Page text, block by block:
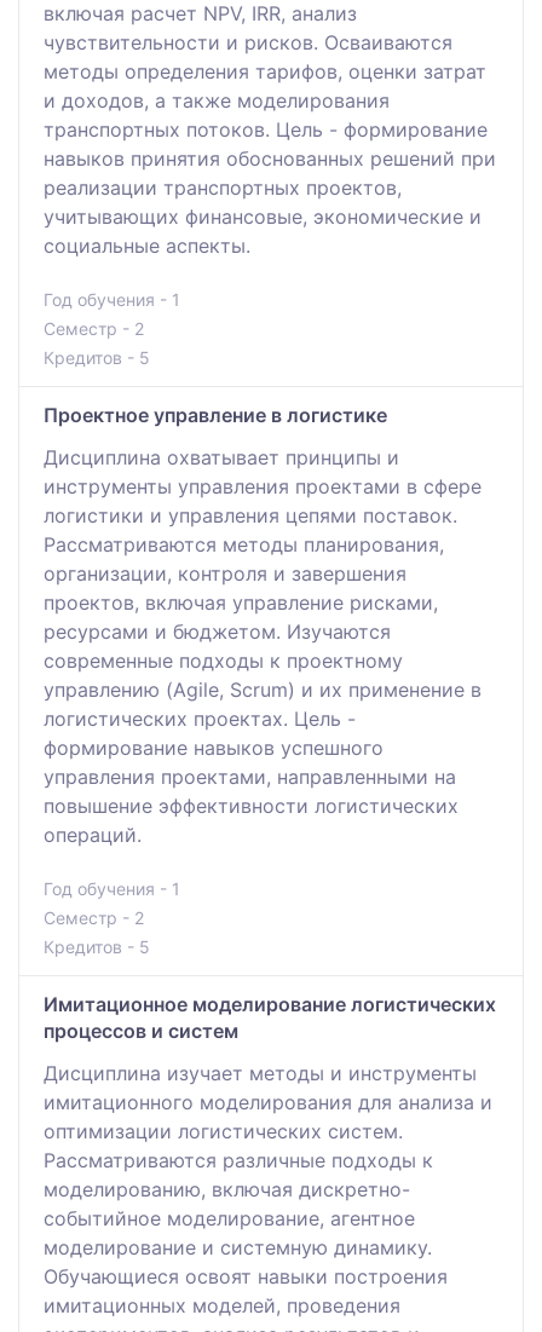
включая расчет NPV, IRR, анализ
чувствительности и рисков. Осваиваются
методы определения тарифов, оценки затрат
и доходов, а также моделирования
транспортных потоков. Цель - формирование
навыков принятия обоснованных решений при
реализации транспортных проектов,
учитывающих финансовые, экономические и
социальные аспекты.
Год обучения - 1
Семестр - 2
Кредитов - 5
Проектное управление в логистике
Дисциплина охватывает принципы и
инструменты управления проектами в сфере
логистики и управления цепями поставок.
Рассматриваются методы планирования,
организации, контроля и завершения
проектов, включая управление рисками,
ресурсами и бюджетом. Изучаются
современные подходы к проектному
управлению (Agile, Scrum) и их применение в
логистических проектах. Цель -
формирование навыков успешного
управления проектами, направленными на
повышение эффективности логистических
операций.
Год обучения - 1
Семестр - 2
Кредитов - 5
Имитационное моделирование логистических
процессов и систем
Дисциплина изучает методы и инструменты
имитационного моделирования для анализа и
оптимизации логистических систем.
Рассматриваются различные подходы к
моделированию, включая дискретно-
событийное моделирование, агентное
моделирование и системную динамику.
Обучающиеся освоят навыки построения
имитационных моделей, проведения